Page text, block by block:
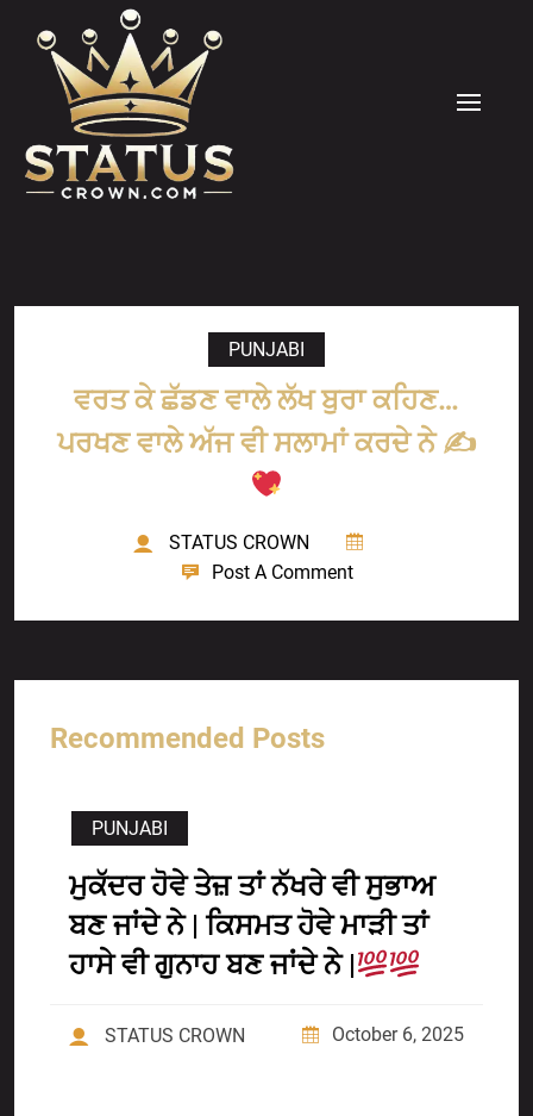
content
MENU
PUNJABI
ਵਰਤ ਕੇ ਛੱਡਣ ਵਾਲੇ ਲੱਖ ਬੁਰਾ ਕਹਿਣ…
ਪਰਖਣ ਵਾਲੇ ਅੱਜ ਵੀ ਸਲਾਮਾਂ ਕਰਦੇ ਨੇ ✍
STATUS CROWN
Post A Comment
Recommended Posts
PUNJABI
ਮੁਕੱਦਰ ਹੋਵੇ ਤੇਜ਼ ਤਾਂ ਨੱਖਰੇ ਵੀ ਸੁਭਾਅ
ਬਣ ਜਾਂਦੇ ਨੇ | ਕਿਸਮਤ ਹੋਵੇ ਮਾੜੀ ਤਾਂ
ਹਾਸੇ ਵੀ ਗੁਨਾਹ ਬਣ ਜਾਂਦੇ ਨੇ |
STATUS CROWN October 6, 2025